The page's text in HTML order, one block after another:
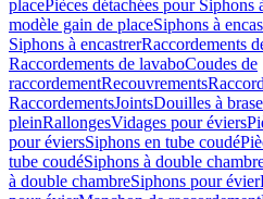
placePièces détachées pour
modèle gain de placeSiphons à
Siphons à encastrerRaccordements
Raccordements de lavaboCoudes de
raccordementRecouvrements
RaccordementsJointsDouilles à
pleinRallongesVidages pour éviers
pour éviersSiphons en tube coudé
tube coudéSiphons à double
à double chambreSiphons pour évier